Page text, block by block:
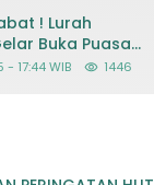
! Lurah
Buka Puasa
- 17:44 WIB 1446